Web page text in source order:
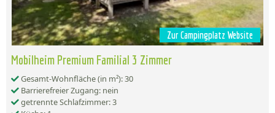
Zur Campingplatz Website
Mobilheim Premium Familial 3 Zimmer
Gesamt-Wohnfläche (in m²): 30
Barrierefreier Zugang: nein
getrennte Schlafzimmer: 3